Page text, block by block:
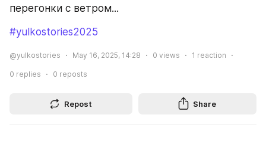
перегонки с ветром...
#yulkostories2025
@yulkostories May 16, 2025, 14:28 0 views 1 reaction
0 replies 0 reposts
Repost Share